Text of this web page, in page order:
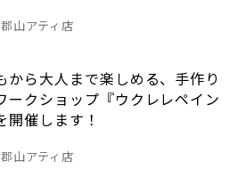
郡山アティ店
から大人まで楽しめる、手作り
ークショップ『ウクレレペイン
開催します！
郡山アティ店